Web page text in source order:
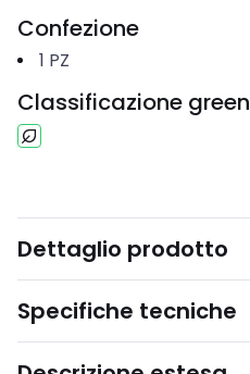
Confezione
1 PZ
Classificazione green
Dettaglio prodotto
Specifiche tecniche